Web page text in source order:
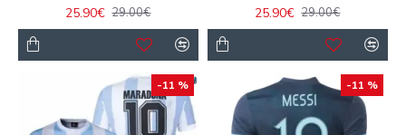
25.90€ 29.00€
25.90€ 29.00€
-11 % -11 %